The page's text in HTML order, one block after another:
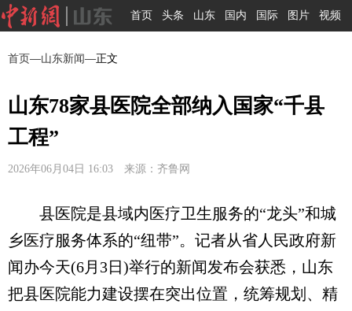
首页 头条 山东 国内 国际 图片 视频
首页—山东新闻—正文
山东78家县医院全部纳入国家“千县
工程”
2026年06月04日 16:03 来源：齐鲁网
县医院是县域内医疗卫生服务的“龙头”和城
乡医疗服务体系的“纽带”。记者从省人民政府新
闻办今天(6月3日)举行的新闻发布会获悉，山东
把县医院能力建设摆在突出位置，统筹规划、精